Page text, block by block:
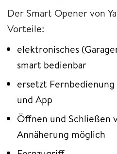
Der Smart Opener von
Vorteile:
elektronisches
smart bedienbar
ersetzt
und App
Öffnen und Schließen
Annäherung möglich